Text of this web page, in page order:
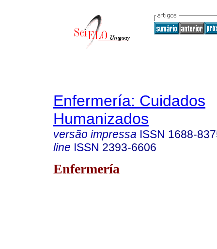
Enfermería: Cuidados
Humanizados
versão impressa ISSN 1688-
line ISSN 2393-6606
Enfermería